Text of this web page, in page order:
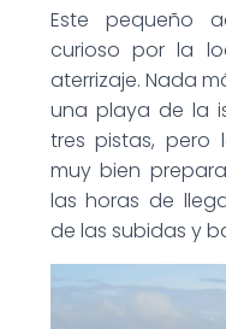
Este pequeño
curioso por la
aterrizaje. Nada
una playa de la
tres pistas, pero
muy bien
las horas de
de las subidas y